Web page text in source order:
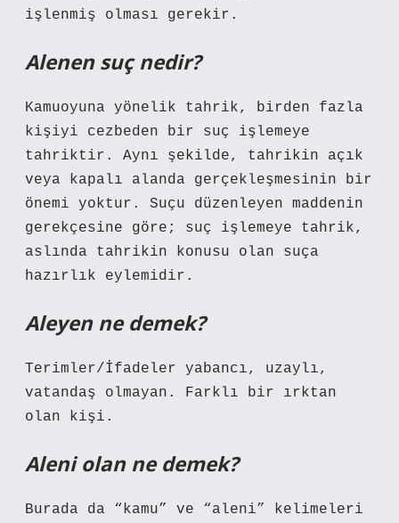
işlenmiş olması gerekir.
Alenen suç nedir?
Kamuoyuna yönelik tahrik, birden fazla
kişiyi cezbeden bir suç işlemeye
tahriktir. Aynı şekilde, tahrikin açık
veya kapalı alanda gerçekleşmesinin bir
önemi yoktur. Suçu düzenleyen maddenin
gerekçesine göre; suç işlemeye tahrik,
aslında tahrikin konusu olan suça
hazırlık eylemidir.
Aleyen ne demek?
Terimler/İfadeler yabancı, uzaylı,
vatandaş olmayan. Farklı bir ırktan
olan kişi.
Aleni olan ne demek?
Burada da “kamu” ve “aleni” kelimeleri